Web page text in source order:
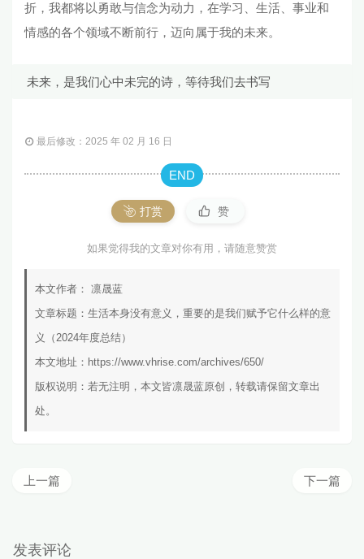
折，我都将以勇敢与信念为动力，在学习、生活、事业和
情感的各个领域不断前行，迈向属于我的未来。
未来，是我们心中未完的诗，等待我们去书写
最后修改：2025 年 02 月 16 日
END
打赏 赞
如果觉得我的文章对你有用，请随意赞赏
本文作者： 凛晟蓝
文章标题： 生活本身没有意义，重要的是我们赋予它什么样的意
义（2024年度总结）
本文地址： https://www.vhrise.com/archives/650/
版权说明：若无注明，本文皆凛晟蓝原创，转载请保留文章出
处。
下一篇
上一篇
发表评论